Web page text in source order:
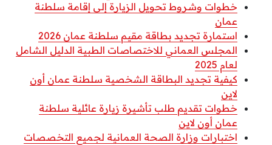
خطوات وشروط تحويل الزيارة إلى إقامة سلطنة
عمان
استمارة تجديد بطاقة مقيم سلطنة عمان 2026
المجلس العماني للاختصاصات الطبية الدليل الشامل
لعام 2025
كيفية تجديد البطاقة الشخصية سلطنة عمان أون
لاين
خطوات تقديم طلب تأشيرة زيارة عائلية سلطنة
عمان أون لاين
اختبارات وزارة الصحة العمانية لجميع التخصصات